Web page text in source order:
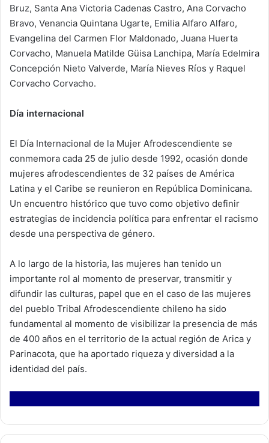
Bruz, Santa Ana Victoria Cadenas Castro, Ana Corvacho
Bravo, Venancia Quintana Ugarte, Emilia Alfaro Alfaro,
Evangelina del Carmen Flor Maldonado, Juana Huerta
Corvacho, Manuela Matilde Güisa Lanchipa, María Edelmira
Concepción Nieto Valverde, María Nieves Ríos y Raquel
Corvacho Corvacho.
Día internacional
El Día Internacional de la Mujer Afrodescendiente se
conmemora cada 25 de julio desde 1992, ocasión donde
mujeres afrodescendientes de 32 países de América
Latina y el Caribe se reunieron en República Dominicana.
Un encuentro histórico que tuvo como objetivo definir
estrategias de incidencia política para enfrentar el racismo
desde una perspectiva de género.
A lo largo de la historia, las mujeres han tenido un
importante rol al momento de preservar, transmitir y
difundir las culturas, papel que en el caso de las mujeres
del pueblo Tribal Afrodescendiente chileno ha sido
fundamental al momento de visibilizar la presencia de más
de 400 años en el territorio de la actual región de Arica y
Parinacota, que ha aportado riqueza y diversidad a la
identidad del país.